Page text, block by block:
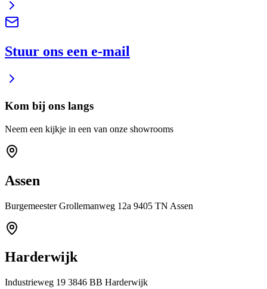
Stuur ons een e-mail
Kom bij ons langs
Neem een kijkje in een van onze showrooms
Assen
Burgemeester Grollemanweg 12a 9405 TN Assen
Harderwijk
Industrieweg 19 3846 BB Harderwijk